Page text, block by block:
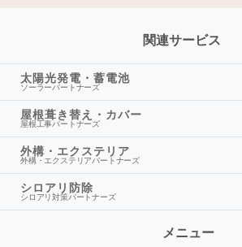
関連サービス
太陽光発電・蓄電池
ソーラーパートナーズ
屋根葺き替え・カバー
屋根工事パートナーズ
外構・エクステリア
外構・エクステリアパートナーズ
シロアリ防除
シロアリ対策パートナーズ
メニュー